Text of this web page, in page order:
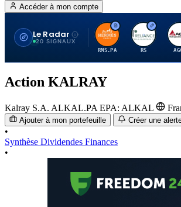
Accéder à mon compte
Le Radar
20 SIGNAUX
H
RMS.PA
R
RS
Action KALRAY
Kalray S.A. ALKAL.PA EPA: ALKAL
Ajouter à mon portefeuille Créer une
•
Synthèse Dividendes Finances
•